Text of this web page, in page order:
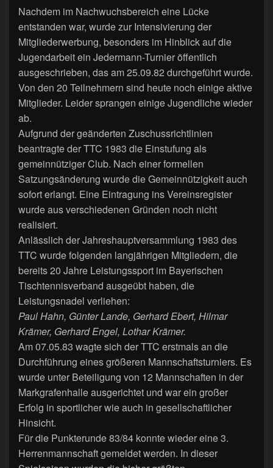
Nachdem im Nachwuchsbereich eine Lücke
entstanden war, wurde zur Intensivierung der
Mitgliederwerbung, besonders im Hinblick auf die
Jugendarbeit ein Jedermann-Turnier öffentlich
ausgeschrieben, das am 25.09.82 durchgeführt wurde.
Von den 20 Teilnehmern sind heute noch einige aktive
Mitglieder. Leider sprangen einige Jugendliche wieder
ab.
Aufgrund der geänderten Zuschussrichtlinien
beantragte der TTC 1983 die Einstufung als
gemeinnütziger Club. Nach einer formellen
Satzungsänderung wurde die Gemeinnützigkeit auch
sofort erlangt. Eine Eintragung ins Vereinsregister
wurde aus verschiedenen Gründen noch nicht
realisiert.
Anlässlich der Jahreshauptversammlung 1983 des
TTC wurde folgenden langjährigen Mitgliedern, die
bereits 20 Jahre Leistungssport im Bayerischen
Tischtennisverband ausgeübt haben, die
Leistungsnadel verliehen:
Paul Hahn, Günter Lande, Gerhard Ebert, Hilmar
Krämer, Gerhard Engel, Lothar Krämer.
Am 07.05.83 wagte sich der TTC erstmals an die
Durchführung eines größeren Mannschaftsturniers. Es
wurde unter Beteiligung von 12 Mannschaften in der
Markgrafenhalle ausgerichtet und war ein großer
Erfolg in sportlicher wie auch in gesellschaftlicher
Hinsicht.
Für die Punkterunde 83/84 konnte wieder eine 3.
Herrenmannschaft gemeldet werden. In dieser